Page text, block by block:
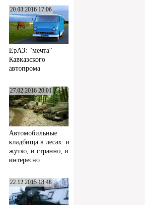
20.03.2016 17:06
ЕрАЗ: "мечта"
Кавказского
автопрома
27.02.2016 20:01
Автомобильные
кладбища в лесах: и
жутко, и странно, и
интересно
22.12.2015 18:48